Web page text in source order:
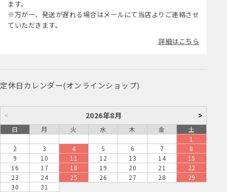
ます。
※万が一、発送が遅れる場合はメールにて当店よりご連絡させ
ていただきます。
詳細はこちら
定休日カレンダー(オンラインショップ)
< 2026年8月 >
日 月 火 水 木 金
土
1
2
3 4 5 6 7
8
9
10 11 12 13 14
15
16
17 18 19 20 21
22
23
24 25 26 27 28
29
30
31